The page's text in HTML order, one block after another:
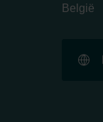
België